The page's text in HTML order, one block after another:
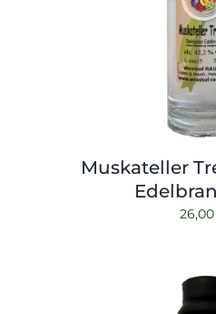
Muskateller
26,00